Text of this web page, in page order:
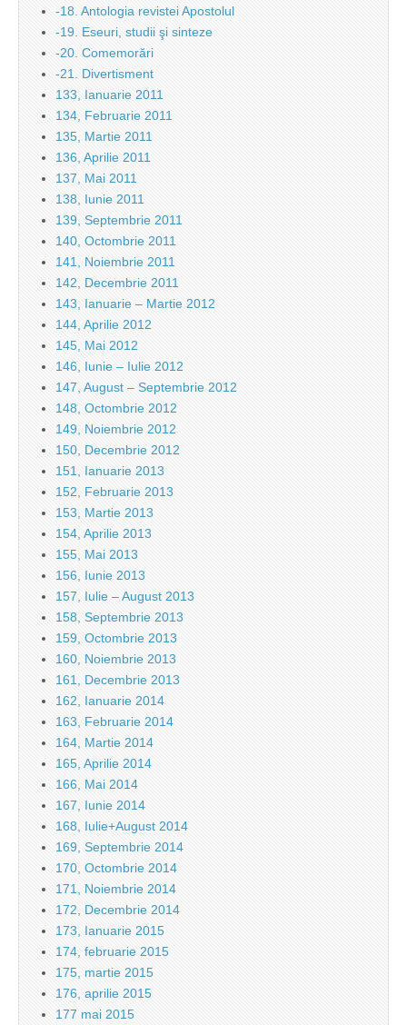
-18. Antologia revistei Apostolul
-19. Eseuri, studii şi sinteze
-20. Comemorări
-21. Divertisment
133, Ianuarie 2011
134, Februarie 2011
135, Martie 2011
136, Aprilie 2011
137, Mai 2011
138, Iunie 2011
139, Septembrie 2011
140, Octombrie 2011
141, Noiembrie 2011
142, Decembrie 2011
143, Ianuarie – Martie 2012
144, Aprilie 2012
145, Mai 2012
146, Iunie – Iulie 2012
147, August – Septembrie 2012
148, Octombrie 2012
149, Noiembrie 2012
150, Decembrie 2012
151, Ianuarie 2013
152, Februarie 2013
153, Martie 2013
154, Aprilie 2013
155, Mai 2013
156, Iunie 2013
157, Iulie – August 2013
158, Septembrie 2013
159, Octombrie 2013
160, Noiembrie 2013
161, Decembrie 2013
162, Ianuarie 2014
163, Februarie 2014
164, Martie 2014
165, Aprilie 2014
166, Mai 2014
167, Iunie 2014
168, Iulie+August 2014
169, Septembrie 2014
170, Octombrie 2014
171, Noiembrie 2014
172, Decembrie 2014
173, Ianuarie 2015
174, februarie 2015
175, martie 2015
176, aprilie 2015
177 mai 2015